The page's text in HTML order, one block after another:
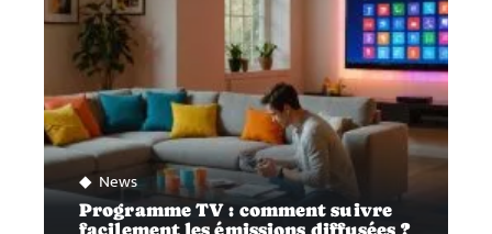
News
Programme TV : comment suivre
facilement les émissions diffusées ?